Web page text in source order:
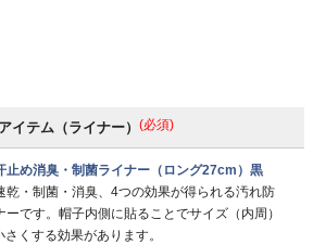
イテム（ライナー） (必須)
止め消臭・制菌ライナー（ロング27cm）黒
乾・制菌・消臭、4つの効果が得られる汚れ防
ーです。帽子内側に貼ることでサイズ（内周）
さくする効果があります。